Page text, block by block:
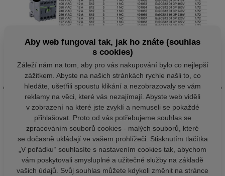
Aby web fungoval tak, jak ho znáte (souhlas
s cookies)
Záleží nám na tom, aby pro vás nakupování bylo co nejlepší
zážitkem. Abyste na našich stránkách rychle našli to, co
hledáte, ušetřili spoustu klikání a nezobrazovaly se vám
reklamy na věci, které vás nezajímají. Abyste web viděli
v zobrazení na které jste zvyklí a nemuseli se pokaždé
přihlašovat. Proto od vás potřebujeme souhlas se
zpracováním souborů cookies - malých souborů, které
se dočasně ukládají ve vašem prohlížeči. Stisknutím tlačítka
„V pořádku“ souhlasíte s nastavením cookies tak, abychom
vám poskytovali smysluplné a užitečné služby na základě
vašich údajů. Svůj souhlas můžete kdykoli změnit na stránce